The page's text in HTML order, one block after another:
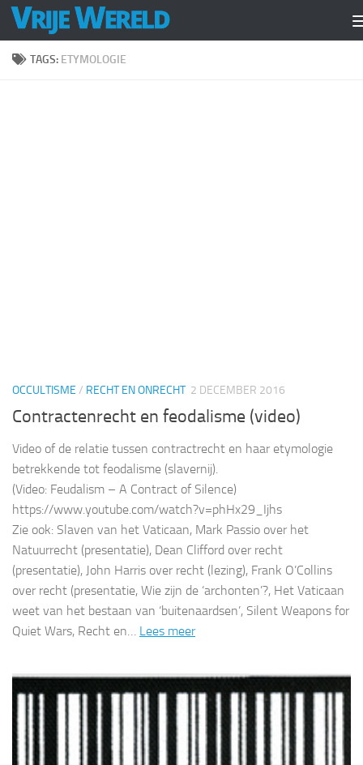
Doorgaan naar inhoud
TAGS: ETYMOLOGIE
OCCULTISME / RECHT EN ONRECHT 2 DECEMBER 2016
Contractenrecht en feodalisme (video)
Video of de relatie tussen contractrecht en haar etymologie
betrekkende tot feodalisme (slavernij).
(Video: Feudalism – A Contract of Silence)
https://www.youtube.com/watch?v=phHx29_Ijhs
Zie ook: Slaven van het Vaticaan, Mark Passio over het
Natuurrecht (presentatie), Dean Clifford over recht
(presentatie), John Harris over recht (lezing), Frank O’Collins
over recht (presentatie, Wie zijn de ‘archonten’?, Het Vaticaan
weet van het bestaan van ‘buitenaardsen’, Silent Weapons for
Quiet Wars, Recht en… Lees meer